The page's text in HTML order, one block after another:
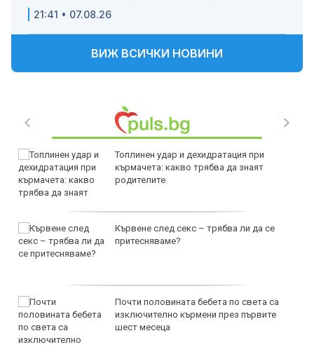
21:41 • 07.08.26
ВИЖ ВСИЧКИ НОВИНИ
Топлинен удар и дехидратация при
кърмачета: какво трябва да знаят
родителите
Кървене след секс – трябва ли да се
притесняваме?
Почти половината бебета по света са
изключително кърмени през първите
шест месеца